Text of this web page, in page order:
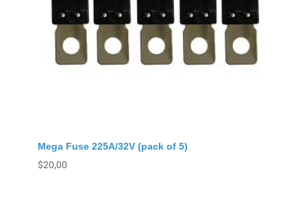
Mega Fuse 225A/32V (pack of 5)
$20,00